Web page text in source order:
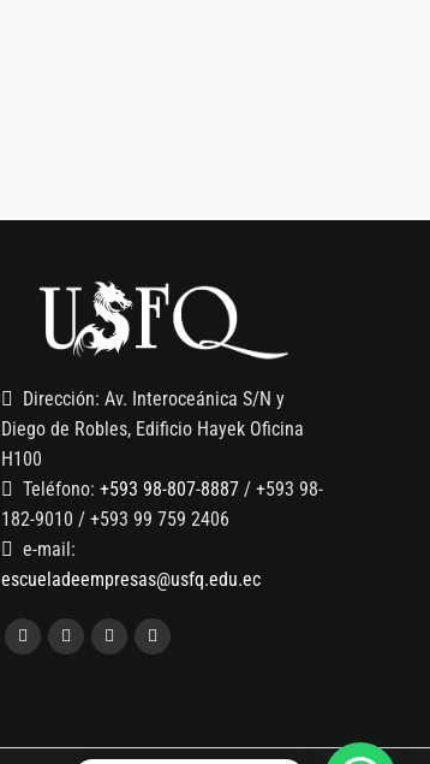
Dirección: Av. Interoceánica S/N y
Diego de Robles, Edificio Hayek Oficina
H100
Teléfono: +593 98-807-8887 / +593 98-
182-9010 / +593 99 759 2406
e-mail:
escueladeempresas@usfq.edu.ec